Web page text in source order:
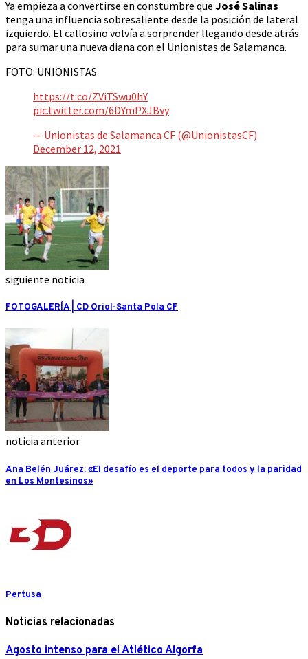
Ya empieza a convertirse en constumbre que José Salinas
tenga una influencia sobresaliente desde la posición de lateral
izquierdo. El callosino volvía a sorprender llegando desde atrás
para sumar una nueva diana con el Unionistas de Salamanca.
FOTO: UNIONISTAS
https://t.co/ZViTSwu0hY
pic.twitter.com/6DYmPXJBvy
— Unionistas de Salamanca CF (@UnionistasCF)
December 12, 2021
siguiente noticia
FOTOGALERÍA | CD Oriol-Santa Pola CF
noticia anterior
Ana Belén Juárez: «El desafío es el deporte para todos y la paridad
en Los Montesinos»
Pertusa
Noticias relacionadas
Agosto intenso para el Atlético Algorfa